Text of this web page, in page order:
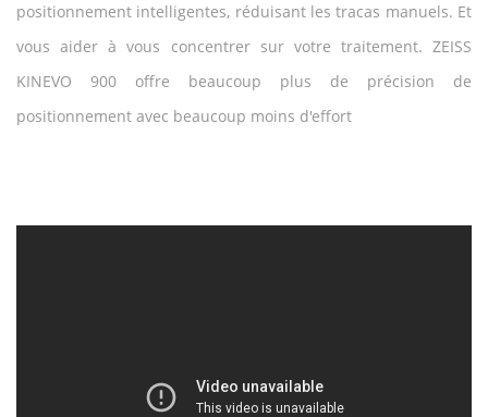
positionnement intelligentes, réduisant les tracas manuels. Et
vous aider à vous concentrer sur votre traitement. ZEISS
KINEVO 900 offre beaucoup plus de précision de
positionnement avec beaucoup moins d'effort